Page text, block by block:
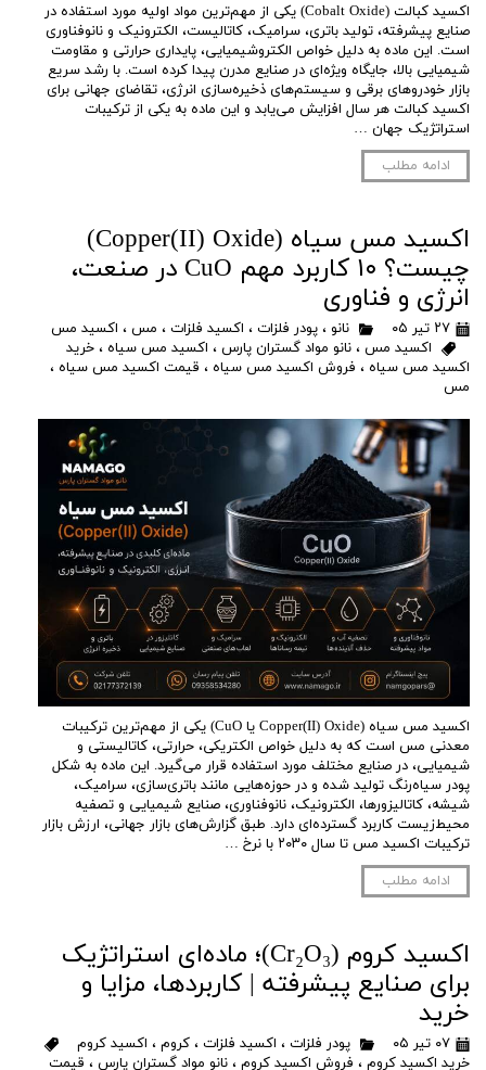
اکسید کبالت (Cobalt Oxide) یکی از مهم‌ترین مواد اولیه مورد استفاده در
صنایع پیشرفته، تولید باتری، سرامیک، کاتالیست، الکترونیک و نانوفناوری
است. این ماده به دلیل خواص الکتروشیمیایی، پایداری حرارتی و مقاومت
شیمیایی بالا، جایگاه ویژه‌ای در صنایع مدرن پیدا کرده است. با رشد سریع
بازار خودروهای برقی و سیستم‌های ذخیره‌سازی انرژی، تقاضای جهانی برای
اکسید کبالت هر سال افزایش می‌یابد و این ماده به یکی از ترکیبات
استراتژیک جهان …
ادامه مطلب
اکسید مس سیاه (Copper(II) Oxide)
چیست؟ ۱۰ کاربرد مهم CuO در صنعت،
انرژی و فناوری
۲۷ تیر ۰۵ نانو ، پودر فلزات ، اکسید فلزات ، مس ، اکسید مس
اکسید مس ، نانو مواد گستران پارس ، اکسید مس سیاه ، خرید
اکسید مس سیاه ، فروش اکسید مس سیاه ، قیمت اکسید مس سیاه ،
مس
اکسید مس سیاه (Copper(II) Oxide یا CuO) یکی از مهم‌ترین ترکیبات
معدنی مس است که به دلیل خواص الکتریکی، حرارتی، کاتالیستی و
شیمیایی، در صنایع مختلف مورد استفاده قرار می‌گیرد. این ماده به شکل
پودر سیاه‌رنگ تولید شده و در حوزه‌هایی مانند باتری‌سازی، سرامیک،
شیشه، کاتالیزورها، الکترونیک، نانوفناوری، صنایع شیمیایی و تصفیه
محیط‌زیست کاربرد گسترده‌ای دارد. طبق گزارش‌های بازار جهانی، ارزش بازار
ترکیبات اکسید مس تا سال ۲۰۳۰ با نرخ …
ادامه مطلب
اکسید کروم (Cr₂O₃)؛ ماده‌ای استراتژیک
برای صنایع پیشرفته | کاربردها، مزایا و
خرید
۰۷ تیر ۰۵ پودر فلزات ، اکسید فلزات ، کروم ، اکسید کروم
خرید اکسید کروم ، فروش اکسید کروم ، نانو مواد گستران پارس ، قیمت